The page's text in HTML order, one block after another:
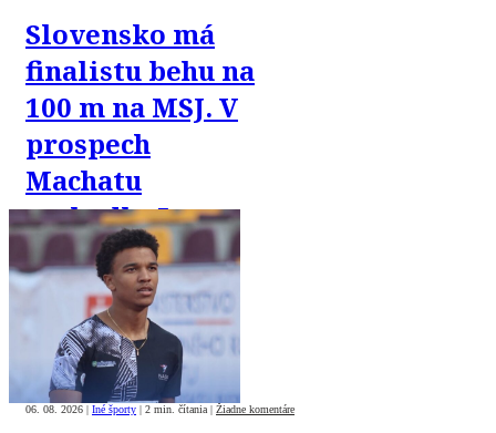
Slovensko má
finalistu behu na
100 m na MSJ. V
prospech
Machatu
rozhodlo 5
tisícin sekundy
06. 08. 2026 | Iné športy | 2 min. čítania | Žiadne komentáre